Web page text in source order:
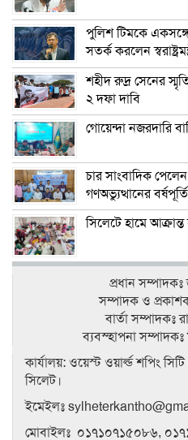
পুলিশ টিমকে একসঙ্গে
সতর্ক করলেন
শহীদ রুদ্র সেনের
২ দফা দাবি
গোয়েন্দা নজরদারি
চার সাংবাদিক
গণঅভ্যুত্থানের
সিলেটে হামে
প্রধান
সম্পাদক ও
বার্তা সম্পাদকঃ
ব‍্যবস্হাপনা
কার্যালয়: ওয়েস্ট ওয়ার্ল্ড শপিং
সিলেট।
ইমেইলঃ
মোবাইলঃ ০১৭১০৭১৫০৮৬,